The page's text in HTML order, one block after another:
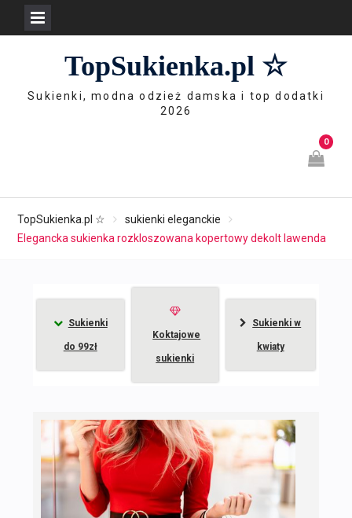
TopSukienka.pl ☆
Sukienki, modna odzież damska i top dodatki
2026
0
TopSukienka.pl ☆
sukienki eleganckie
Elegancka sukienka rozkloszowana kopertowy dekolt lawenda
Sukienki
do 99zł
Koktajowe
sukienki
Sukienki w
kwiaty